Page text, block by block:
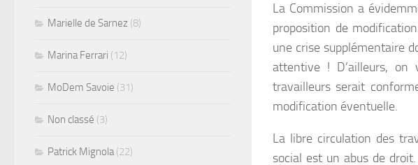
La Commission a
proposition de
une crise supplémentaire
attentive ! D’ailleurs,
travailleurs serait
modification éventuelle.
La libre circulation des
social est un abus de
Marielle de Sarnez (8)
Marina Ferrari (12)
MoDem Savoie (31)
Non classé (3)
Patrick Mignola(22)